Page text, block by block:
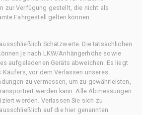
zur Verfügung gestellt, die nicht als
Fahrgestell gelten können.
Schätzwerte. Die tatsächlichen
je nach LKW/Anhängerhöhe sowie
aufgeladenen Geräts abweichen. Es liegt
vor dem Verlassen unseres
zu vermessen, um zu gewährleisten,
werden kann. Alle Abmessungen
werden. Verlassen Sie sich zu
auf die hier genannten